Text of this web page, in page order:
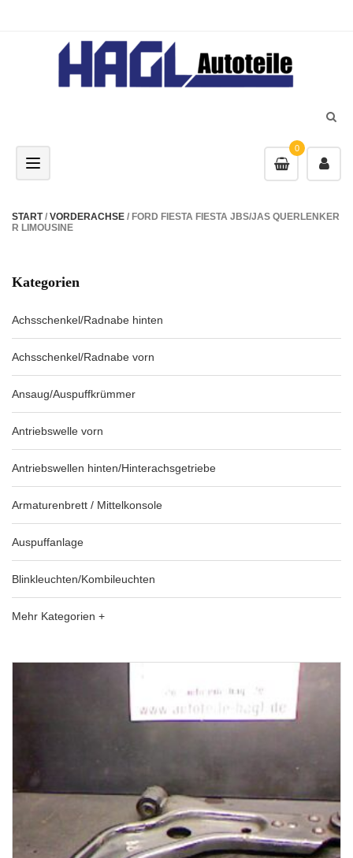
0
Toggle navigation
START/ VORDERACHSE / FORD FIESTA FIESTA JBS/JAS QUERLENKER
R LIMOUSINE
Kategorien
Achsschenkel/Radnabe hinten
Achsschenkel/Radnabe vorn
Ansaug/Auspuffkrümmer
Antriebswelle vorn
Antriebswellen hinten/Hinterachsgetriebe
Armaturenbrett / Mittelkonsole
Auspuffanlage
Blinkleuchten/Kombileuchten
Mehr Kategorien +